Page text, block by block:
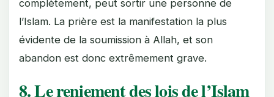
complètement, peut sortir une personne de
l’Islam. La prière est la manifestation la plus
évidente de la soumission à Allah, et son
abandon est donc extrêmement grave.
8. Le reniement des lois de l’Islam